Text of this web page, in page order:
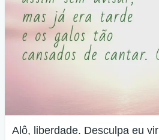
Alô, liberdade. Desculpa eu